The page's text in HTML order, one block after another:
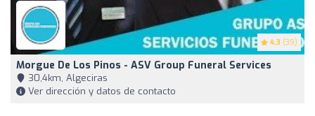
4.3 (39)
Morgue De Los Pinos - ASV Group Funeral Services
30,4km, Algeciras
Ver dirección y datos de contacto